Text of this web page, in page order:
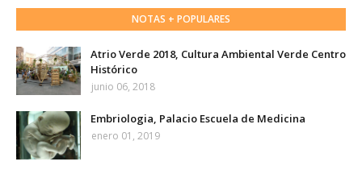
NOTAS + POPULARES
Atrio Verde 2018, Cultura Ambiental Verde Centro
Histórico
junio 06, 2018
Embriologia, Palacio Escuela de Medicina
enero 01, 2019